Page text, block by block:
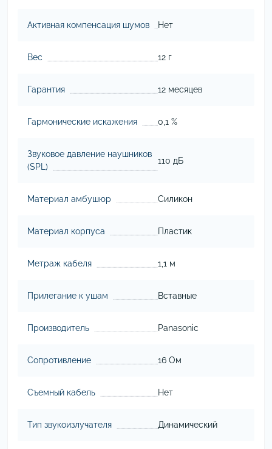
Активная компенсация шумов Нет
Вес 12 г
Гарантия 12 месяцев
Гармонические искажения 0,1 %
Звуковое давление наушников
(SPL)
110 дБ
Материал амбушюр Силикон
Материал корпуса Пластик
Метраж кабеля 1,1 м
Прилегание к ушам Вставные
Производитель Panasonic
Сопротивление 16 Ом
Съемный кабель Нет
Тип звукоизлучателя Динамический